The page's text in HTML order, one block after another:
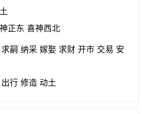
正东 喜神西北
嗣 纳采 嫁娶 求财 开市 交易 安
行 修造 动土